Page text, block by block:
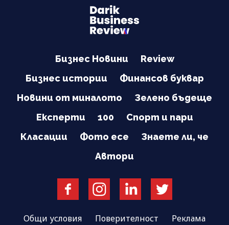
Бизнес Новини
Review
Бизнес истории
Финансов буквар
Новини от миналото
Зелено бъдеще
Експерти
100
Спорт и пари
Класации
Фото есе
Знаете ли, че
Автори
Общи условия Поверителност Реклама